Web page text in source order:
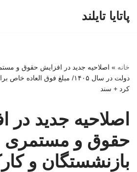
پاتایا تایلند
خانه » اصلاحیه جدید در افزایش حقوق و
دولت در سال ۱۴۰۵/ مبلغ فوق
کرد + سند
اصلاحیه جدید در
حقوق و مستمری
بازنشستگان و